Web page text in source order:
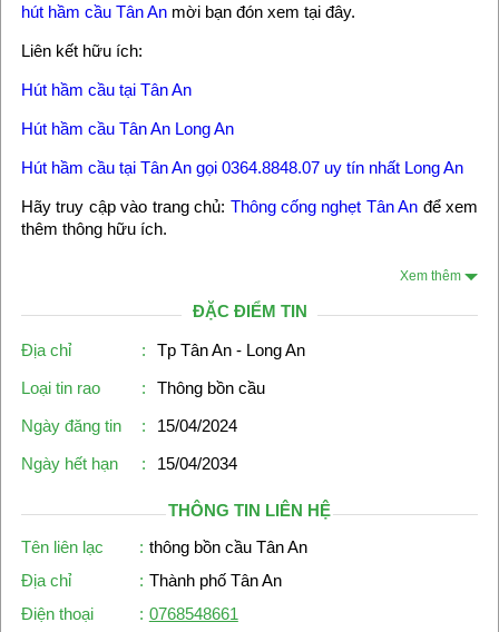
hút hầm cầu Tân Anmời bạn đón xem tại đây.
Liên kết hữu ích:
Hút hầm cầu tại Tân An
Hút hầm cầu Tân An Long An
Hút hầm cầu tại Tân An gọi 0364.8848.07 uy tín nhất Long An
Hãy truy cập vào trang chủ: Thông cống nghẹt Tân An để xem
thêm thông hữu ích.
Xem thêm
ĐẶC ĐIỂM TIN
Địa chỉ :
Tp Tân An - Long An
Loại tin rao
:
Thông bồn cầu
Ngày đăng tin
:
15/04/2024
Ngày hết hạn
: 15/04/2034
THÔNG TIN LIÊN HỆ
Tên liên lạc
: thông bồn cầu Tân An
Địa chỉ
: Thành phố Tân An
Điện thoại
: 0768548661